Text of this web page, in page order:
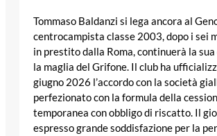
Tommaso Baldanzi si lega ancora al
centrocampista classe 2003, dopo i sei
in prestito dalla Roma, continuerà la
la maglia del Grifone. Il club ha
giugno 2026 l’accordo con la società
perfezionato con la formula della
temporanea con obbligo di riscatto. Il
espresso grande soddisfazione per la